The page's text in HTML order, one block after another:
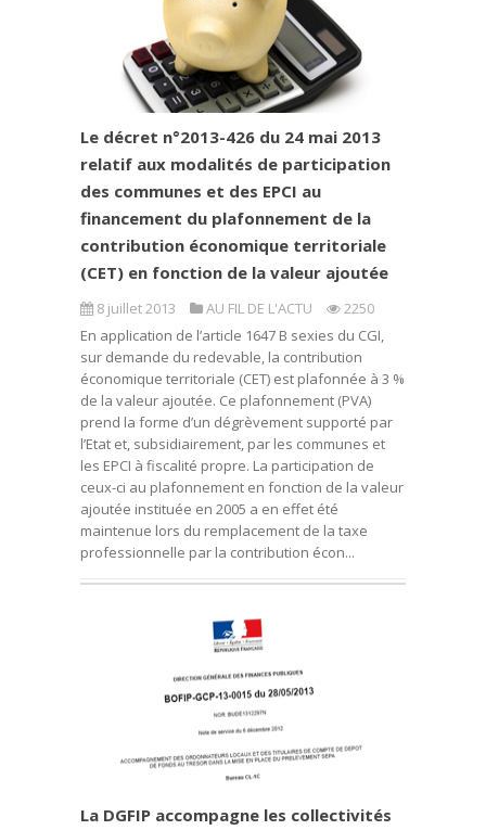
Le décret n°2013-426 du 24 mai 2013
relatif aux modalités de participation
des communes et des EPCI au
financement du plafonnement de la
contribution économique territoriale
(CET) en fonction de la valeur ajoutée
8 juillet 2013 AU FIL DE L'ACTU
2250
En application de l’article 1647 B sexies du CGI,
sur demande du redevable, la contribution
économique territoriale (CET) est plafonnée à 3 %
de la valeur ajoutée. Ce plafonnement (PVA)
prend la forme d’un dégrèvement supporté par
l’Etat et, subsidiairement, par les communes et
les EPCI à fiscalité propre. La participation de
ceux-ci au plafonnement en fonction de la valeur
ajoutée instituée en 2005 a en effet été
maintenue lors du remplacement de la taxe
professionnelle par la contribution écon...
La DGFIP accompagne les collectivités